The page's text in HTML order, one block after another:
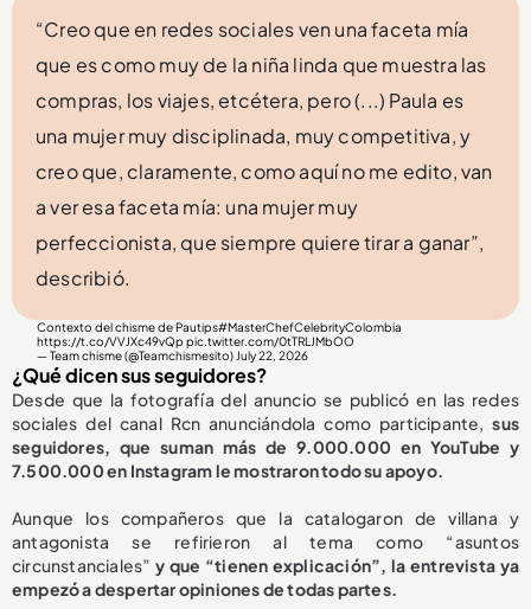
“Creo que en redes sociales ven una faceta mía
que es como muy de la niña linda que muestra las
compras, los viajes, etcétera, pero (...) Paula es
una mujer muy disciplinada, muy competitiva, y
creo que, claramente, como aquí no me edito, van
a ver esa faceta mía: una mujer muy
perfeccionista, que siempre quiere tirar a ganar”,
describió.
Contexto del chisme de Pautips#MasterChefCelebrityColombia
https://t.co/VVJXc49vQp pic.twitter.com/0tTRLJMbOO
— Team chisme (@Teamchismesito) July 22, 2026
¿Qué dicen sus seguidores?
Desde que la fotografía del anuncio se publicó en las redes
sociales del canal Rcn anunciándola como participante,sus
seguidores, que suman más de 9.000.000 en YouTube y
7.500.000 en Instagram le mostraron todo su apoyo.
Aunque los compañeros que la catalogaron de villana y
antagonista se refirieron al tema como “asuntos
circunstanciales” y que “tienen explicación”, la entrevista ya
empezó a despertar opiniones de todas partes.